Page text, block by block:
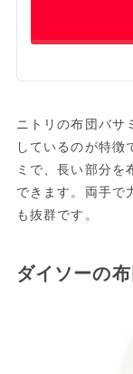
ニトリの布団バサ
しているのが特
ミで、長い部分を
できます。両手で
も抜群です。
ダイソーの